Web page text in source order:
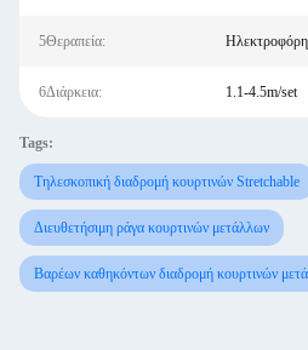
5Θεραπεία:
6Διάρκεια: 1.1-4.5m/set
Tags:
Τηλεσκοπική διαδρομή κουρτινών Stretchable
Διευθετήσιμη ράγα κουρτινών μετάλλων
Βαρέων καθηκόντων διαδρομή κουρτινών